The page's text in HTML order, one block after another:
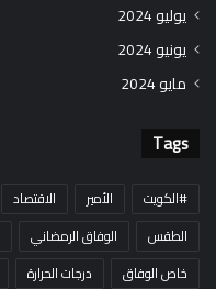
يوليو 2024
يونيو 2024
مايو 2024
Tags
#الكويت الأمير الاقتصاد
الطقس
الوفاق الرمضاني
خاص الوفاق
درجات الحرارة